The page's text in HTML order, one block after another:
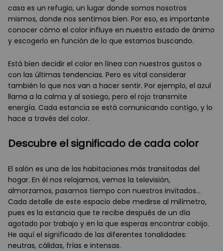
casa es un refugio, un lugar donde somos nosotros
mismos, donde nos sentimos bien. Por eso, es importante
conocer cómo el color influye en nuestro estado de ánimo
y escogerlo en función de lo que estamos buscando.
Está bien decidir el color en línea con nuestros gustos o
con las últimas tendencias. Pero es vital considerar
también lo que nos van a hacer sentir. Por ejemplo, el azul
llama a la calma y al sosiego, pero el rojo transmite
energía. Cada estancia se está comunicando contigo, y lo
hace a través del color.
Descubre el significado de cada color
El salón es una de las habitaciones más transitadas del
hogar. En él nos relajamos, vemos la televisión,
almorzamos, pasamos tiempo con nuestros invitados…
Cada detalle de este espacio debe medirse al milímetro,
pues es la estancia que te recibe después de un día
agotado por trabajo y en la que esperas encontrar cobijo.
He aquí el significado de las diferentes tonalidades:
neutras, cálidas, frías e intensas.